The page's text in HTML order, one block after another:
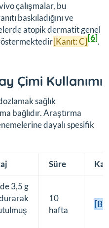
çalışmalar, bu
baskıladığını ve
atopik dermatit genel
[Kanıt: C][6].
Çimi Kullanımı
sağlık
bağlıdır. Araştırma
dayalı spesifik
Süre
3,5 g
10
hafta
[B]